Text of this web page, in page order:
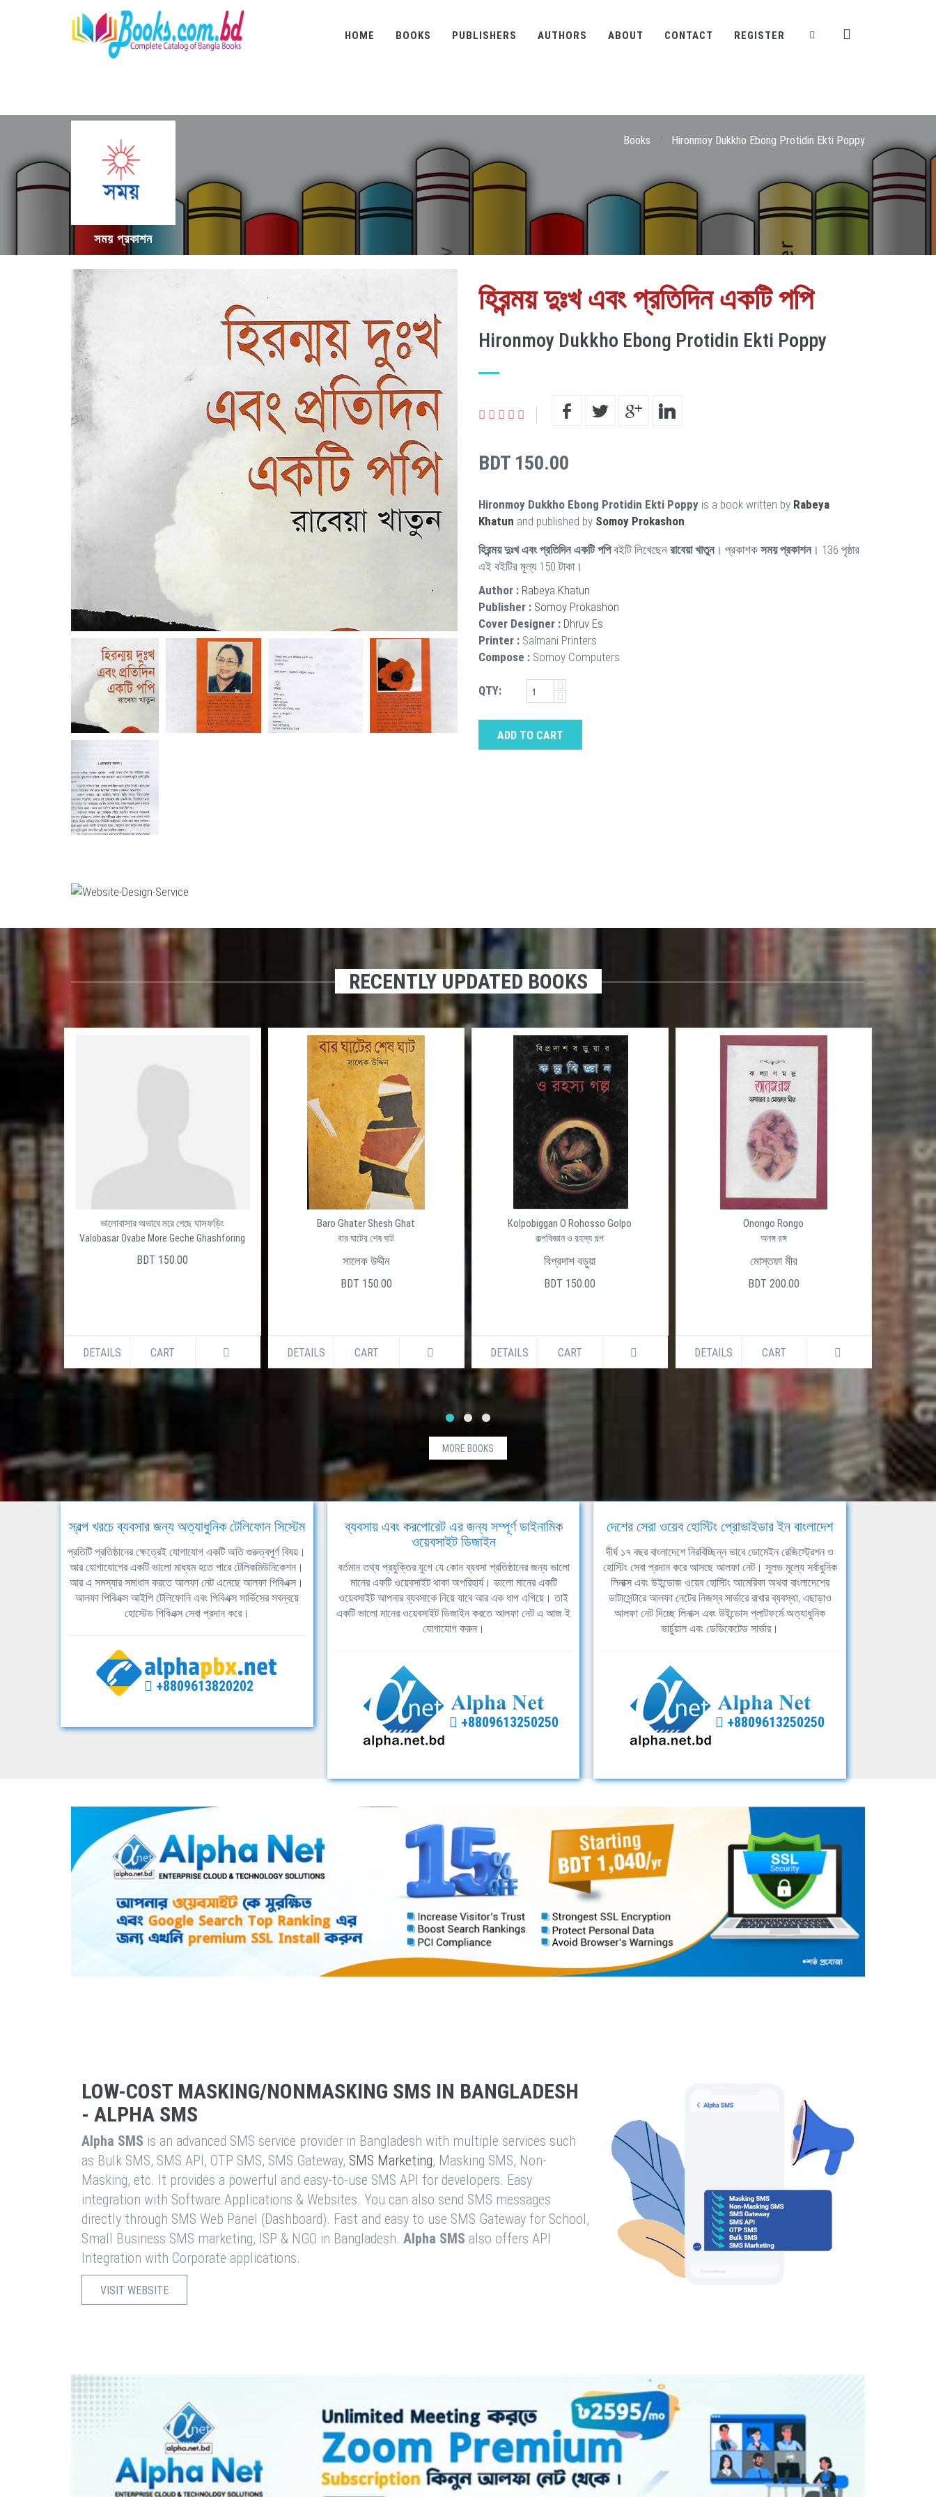
HOME BOOKS PUBLISHERS AUTHORS ABOUT CONTACT REGISTER
সময় প্রকাশন
Books Hironmoy Dukkho Ebong Protidin Ekti Poppy
হিরন্ময় দুঃখ এবং প্রতিদিন একটি পপি
Hironmoy Dukkho Ebong Protidin Ekti Poppy
BDT 150.00
Hironmoy Dukkho Ebong Protidin Ekti Poppy is a book written by Rabeya
Khatun and published by Somoy Prokashon.
হিরন্ময় দুঃখ এবং প্রতিদিন একটি পপিবইটি লিখেছেন রাবেয়া খাতুন। প্রকাশক সময় প্রকাশন। 136 পৃষ্ঠার
এই বইটির মূল্য 150 টাকা।
Author : Rabeya Khatun
Publisher : Somoy Prokashon
Cover Designer : Dhruv Es
Printer : Salmani Printers
Compose : Somoy Computers
QTY:
ADD TO CART
RECENTLY UPDATED BOOKS
ভালোবাসার অভাবে মরে গেছে ঘাসফড়িং
Valobasar Ovabe More Geche Ghashforing
BDT 150.00
DETAILS CART
Baro Ghater Shesh Ghat
বার ঘাটের শেষ ঘাট
সালেক উদ্দীন
BDT 150.00
DETAILS CART
Kolpobiggan O Rohosso Golpo
কল্পবিজ্ঞান ও রহস্য গল্প
বিপ্রদাশ বড়ুয়া
BDT 150.00
DETAILS CART
Onongo Rongo
অনঙ্গ রঙ্গ
মোস্তফা মীর
BDT 200.00
DETAILS CART DETAILS
MORE BOOKS
স্বল্প খরচে ব্যবসার জন্য অত্যাধুনিক টেলিফোন সিস্টেম
প্রতিটি প্রতিষ্ঠানের ক্ষেত্রেই যোগাযোগ একটি অতি গুরুত্বপূর্ণ বিষয়।
আর যোগাযোগের একটি ভালো মাধ্যম হতে পারে টেলিকমিউনিকেশন।
আর এ সমস্যার সমাধান করতে আলফা নেট এনেছে আলফা পিবিএক্স।
আলফা পিবিএক্স আইপি টেলিফোনি এবং পিবিএক্স সার্ভিসের সবন্বয়ে
হোস্টেড পিবিএক্স সেবা প্রদান করে।
+8809613820202
ব্যবসায় এবং করপোরেট এর জন্য সম্পূর্ণ ডাইনামিক
ওয়েবসাইট ডিজাইন
বর্তমান তথ্য প্রযুক্তির যুগে যে কোন ব্যবসা প্রতিষ্ঠানের জন্য ভালো
মানের একটি ওয়েবসাইট থাকা অপরিহার্য। ভালো মানের একটি
ওয়েবসাইট আপনার ব্যবসাকে নিয়ে যাবে আর এক ধাপ এগিয়ে। তাই
একটি ভালো মানের ওয়েবসাইট ডিজাইন করতে আলফা নেট এ আজ ই
যোগাযোগ করুন।
+8809613250250
দেশের সেরা ওয়েব হোস্টিং প্রোভাইডার ইন বাংলাদেশ
দীর্ঘ ১৭ বছর বাংলাদেশে নিরবিচ্ছিন্ন ভাবে ডোমেইন রেজিস্ট্রেশন ও
হোস্টিং সেবা প্রদান করে আসছে আলফা নেট। সুলভ মূল্যে সর্বাধুনিক
লিনাক্স এবং উইন্ডোজ ওয়েব হোস্টিং আমেরিকা অথবা বাংলাদেশের
ডাটাসেন্টারে আলফা নেটের নিজস্ব সার্ভারে রাখার ব্যবস্থা, এছাড়াও
আলফা নেট দিচ্ছে লিনাক্স এবং উইন্ডোস প্লাটফর্মে অত্যাধুনিক
ভার্চুয়াল এবং ডেডিকেটেড সার্ভার।
+8809613250250
LOW-COST MASKING/NONMASKING SMS IN BANGLADESH
- ALPHA SMS
Alpha SMS is an advanced SMS service provider in Bangladesh with multiple services such
as Bulk SMS, SMS API, OTP SMS, SMS Gateway, SMS Marketing, Masking SMS, Non-
Masking, etc. It provides a powerful and easy-to-use SMS API for developers. Easy
integration with Software Applications & Websites. You can also send SMS messages
directly through SMS Web Panel (Dashboard). Fast and easy to use SMS Gateway for School,
Small Business SMS marketing, ISP & NGO in Bangladesh. Alpha SMS also offers API
Integration with Corporate applications.
VISIT WEBSITE